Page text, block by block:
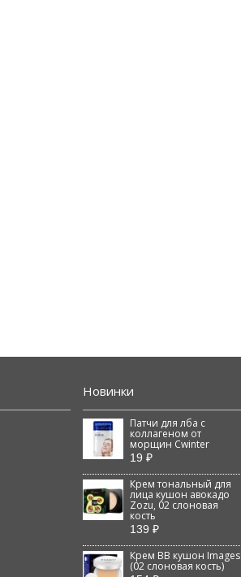
Новинки
Патчи для лба с
коллагеном от
морщин Cwinter
19 ₽
Крем тональный для
лица кушон авокадо
Zozu, 02 слоновая
кость
139 ₽
Крем BB кушон Images
(02 слоновая кость)